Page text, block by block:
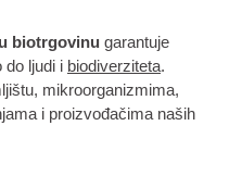
biotrgovinu garantuje
do ljudi i biodiverziteta.
mikroorganizmima,
i proizvođačima naših